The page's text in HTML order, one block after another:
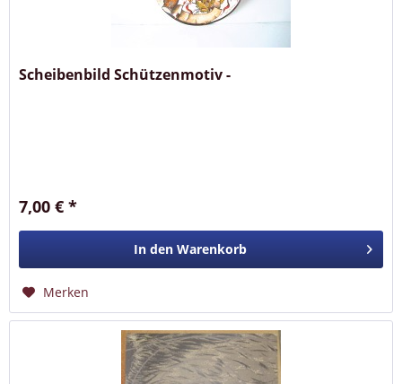
Scheibenbild Schützenmotiv -
7,00 € *
In den Warenkorb
Merken